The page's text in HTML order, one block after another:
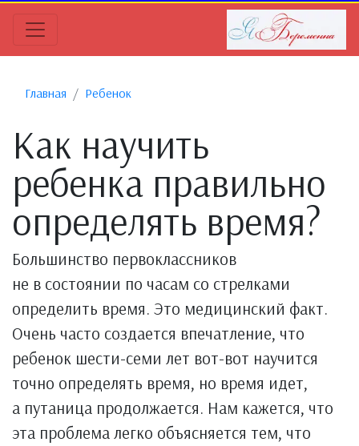
Главная Ребенок
Как научить
ребенка правильно
определять время?
Большинство первоклассников
не в состоянии по часам со стрелками
определить время. Это медицинский факт.
Очень часто создается впечатление, что
ребенок шести-семи лет вот-вот научится
точно определять время, но время идет,
а путаница продолжается. Нам кажется, что
эта проблема легко объясняется тем, что